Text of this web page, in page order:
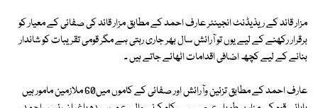
مزار قائد کے ریذیڈنٹ انجینئر عارف احمد کے مطابق مزار قائد کی صفائی کے معیار کو
برقرار رکھنے کے لیے یوں تو آرائش سال بھر جاری رہتی ہے مگر قومی تقریبات کو شاندار
بنانے کے لیے کچھ اضافی اقدامات اٹھائے جاتے ہیں ۔
عارف احمد کے مطابق تزئین وآرائش اور صفائی کے کاموں میں60 ملازمین مامور ہیں